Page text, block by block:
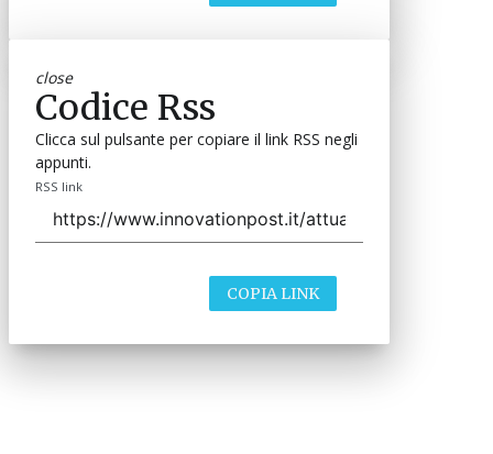
close
Codice Rss
Clicca sul pulsante per copiare il link RSS negli
appunti.
RSS link
COPIA LINK